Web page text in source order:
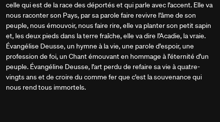
celle qui est de la race des déportés et qui parle avec l’accent. Elle va
nous raconter son Pays, par sa parole faire revivre l’âme de son
peuple, nous émouvoir, nous faire rire, elle va planter son petit sapin
et, les deux pieds dans la terre fraîche, elle va dire l’Acadie, la vraie.
Évangélise Deusse, un hymne à la vie, une parole d’espoir, une
profession de foi, un Chant émouvant en hommage à l’éternité d’un
peuple. Évangéline Deusse, l’art perdu de refaire sa vie à quatre-
vingts ans et de croire du comme fer que c’est la souvenance qui
nous rend tous immortels.